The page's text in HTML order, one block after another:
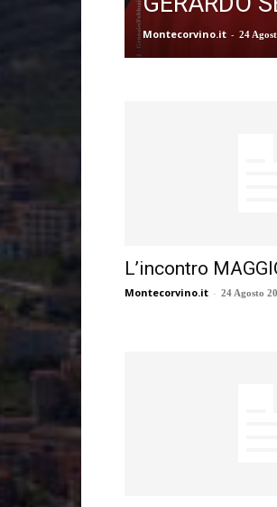
Montecorvino.it - 24
L’incontro
Montecorvino.it - 24 Agosto